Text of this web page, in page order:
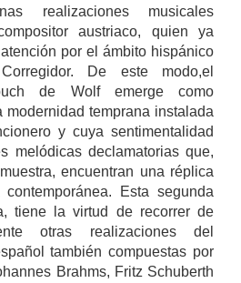
realizaciones musicales
austriaco, quien ya
por el ámbito hispánico
De este modo,el
de Wolf emerge como
modernidad temprana instalada
y cuya sentimentalidad
melódicas declamatorias que,
encuentran una réplica
Esta segunda
tiene la virtud de recorrer de
otras realizaciones del
también compuestas por
Brahms, Fritz Schuberth